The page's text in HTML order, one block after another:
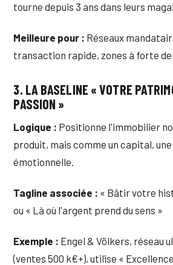
tourne depuis 3 ans dans leurs
Meilleure pour : Réseaux
transaction rapide, zones à forte
3. LA BASELINE « VOTRE
PASSION »
Logique : Positionne l'immobilier
produit, mais comme un capital,
émotionnelle.
Tagline associée : « Bâtir votre
ou « Là où l'argent prend du sens »
Exemple : Engel & Völkers, réseau
(ventes 500 k€+), utilise «